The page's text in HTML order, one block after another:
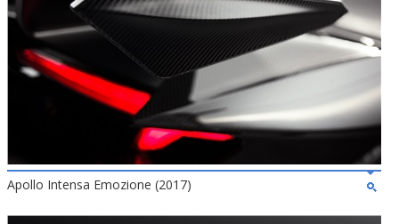
Apollo Intensa Emozione (2017)